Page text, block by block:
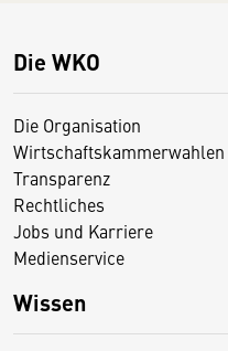
Die WKO
Die Organisation
Wirtschaftskammerwahlen
Transparenz
Rechtliches
Jobs und Karriere
Medienservice
Wissen